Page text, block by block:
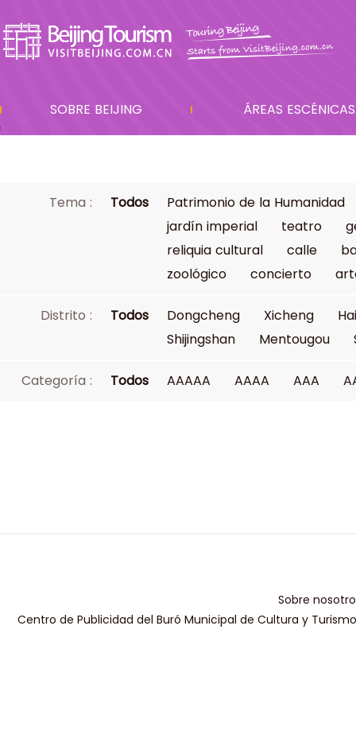
SOBRE BEIJING ÁREAS ESCÉNICAS
Tema : Todos
Patrimonio de la Humanidad
jardín imperial
teatro
reliquia cultural
calle
zoológico
concierto
Distrito : Todos Dongcheng Xicheng
Shijingshan
Mentougou
Categoría : Todos AAAAA AAAA AAA
Sobre
Centro de Publicidad del Buró Municipal de Cultura y